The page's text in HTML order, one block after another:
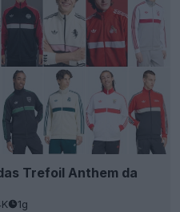
Trefoil Anthem da
1g